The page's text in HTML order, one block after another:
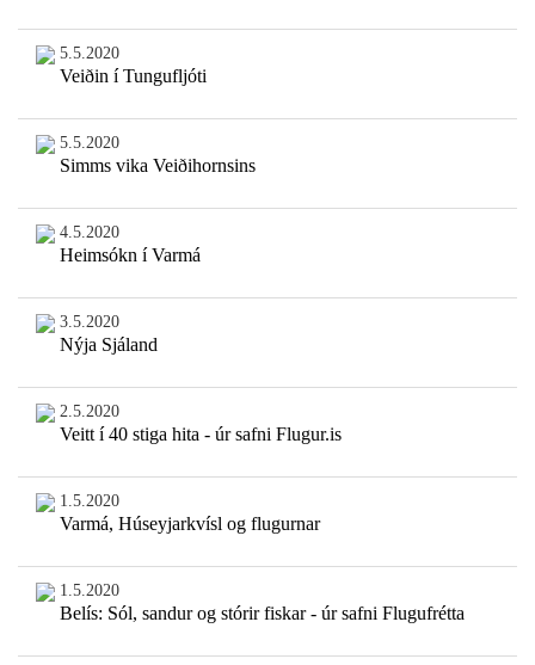
5.5.2020
Veiðin í Tungufljóti
5.5.2020
Simms vika Veiðihornsins
4.5.2020
Heimsókn í Varmá
3.5.2020
Nýja Sjáland
2.5.2020
Veitt í 40 stiga hita - úr safni Flugur.is
1.5.2020
Varmá, Húseyjarkvísl og flugurnar
1.5.2020
Belís: Sól, sandur og stórir fiskar - úr safni Flugufrétta